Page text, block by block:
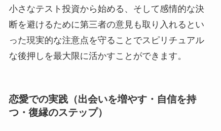
小さなテスト投資から始める、そして感情的な決
断を避けるために第三者の意見も取り入れるとい
った現実的な注意点を守ることでスピリチュアル
な後押しを最大限に活かすことができます。
恋愛での実践（出会いを増やす・自信を持
つ・復縁のステップ）